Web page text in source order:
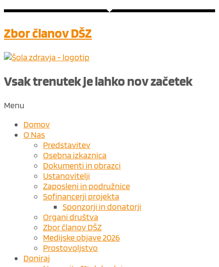
Zbor članov DŠZ
Vsak trenutek je lahko nov ​začetek
Menu
Domov
O Nas
Predstavitev
Osebna izkaznica
Dokumenti in obrazci
Ustanovitelji
Zaposleni in podružnice
Sofinancerji projekta
Sponzorji in donatorji
Organi društva
Zbor članov DŠZ
Medijske objave 2026
Prostovoljstvo
Doniraj